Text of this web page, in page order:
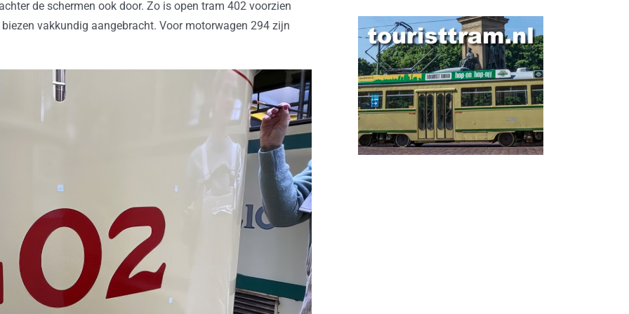
de schermen ook door. Zo is open tram 402 voorzien
vakkundig aangebracht. Voor motorwagen 294 zijn